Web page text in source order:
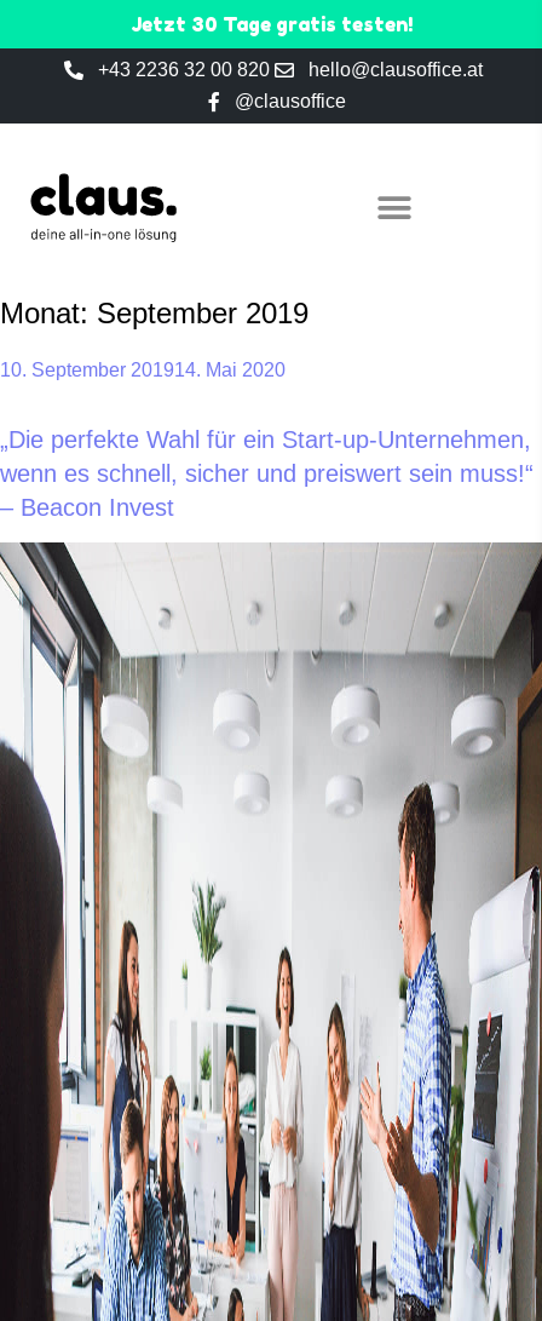
Jetzt 30 Tage gratis testen!
+43 2236 32 00 820
hello@clausoffice.at
@clausoffice
Monat: September 2019
10. September 201914. Mai 2020
„Die perfekte Wahl für ein Start-up-Unternehmen,
wenn es schnell, sicher und preiswert sein muss!“
– Beacon Invest